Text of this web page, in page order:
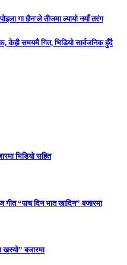
गा छैन’ले तीजमा ल्यायो नयाँ तरंग
केही समयमै गित, भिडियो सार्वजनिक हुँदै
भिडियो सहित
“पाच दिन भात खादिन” बजारमा
बजारमा